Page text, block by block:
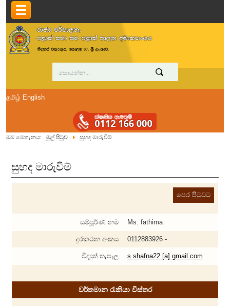
தமிழ் English
ඔබ මෙතැනය: මුල් පිටුව සුහද මාරුවීම්
සුහද මාරුවීම්
සම්පූර්ණ නම Ms. fathima
දුරකථන අංකය 0112883926 -
විද්‍යුත් තැපෑල s.shafna22 [a] gmail.com
වර්තමාන රැකියා විස්තර